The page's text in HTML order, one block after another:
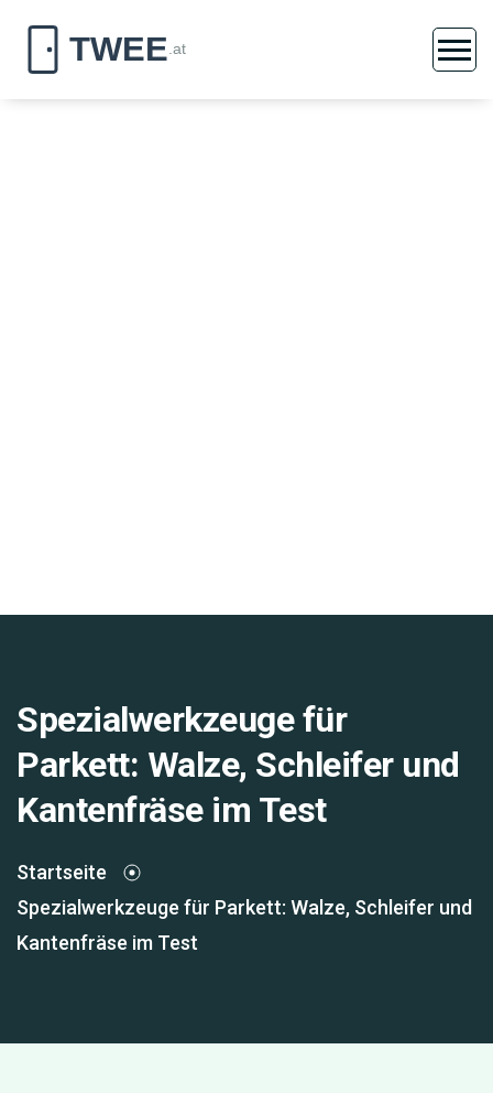
Spezialwerkzeuge für
Parkett: Walze, Schleifer und
Kantenfräse im Test
Startseite
Spezialwerkzeuge für Parkett: Walze, Schleifer und
Kantenfräse im Test